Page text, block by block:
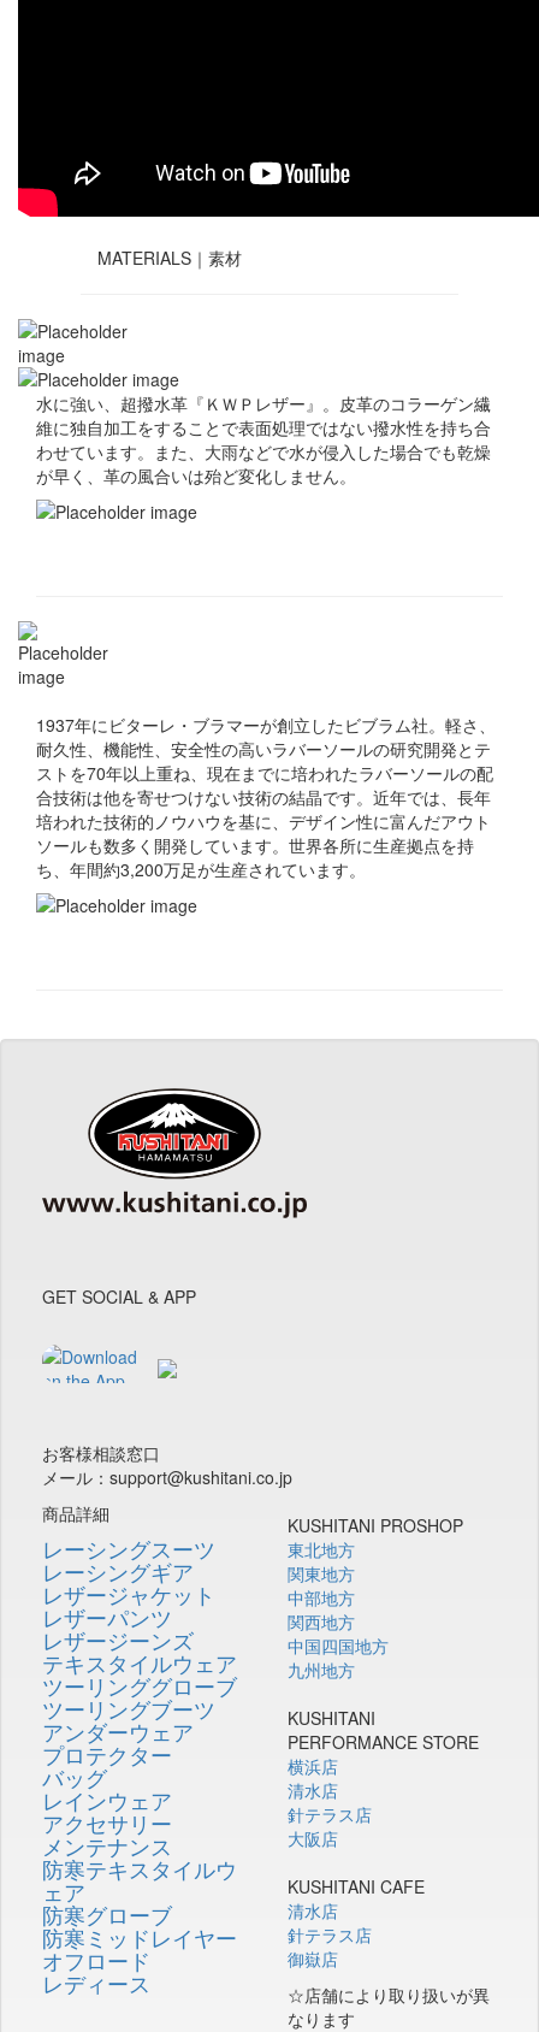
MATERIALS｜素材
水に強い、超撥水革『ＫＷＰレザー』。皮革のコラーゲン繊
維に独自加工をすることで表面処理ではない撥水性を持ち合
わせています。また、大雨などで水が侵入した場合でも乾燥
が早く、革の風合いは殆ど変化しません。
1937年にビターレ・ブラマーが創立したビブラム社。軽さ、
耐久性、機能性、安全性の高いラバーソールの研究開発とテ
ストを70年以上重ね、現在までに培われたラバーソールの配
合技術は他を寄せつけない技術の結晶です。近年では、長年
培われた技術的ノウハウを基に、デザイン性に富んだアウト
ソールも数多く開発しています。世界各所に生産拠点を持
ち、年間約3,200万足が生産されています。
GET SOCIAL & APP
お客様相談窓口
メール：support@kushitani.co.jp
商品詳細
レーシングスーツ
レーシングギア
レザージャケット
レザーパンツ
レザージーンズ
テキスタイルウェア
ツーリンググローブ
ツーリングブーツ
アンダーウェア
プロテクター
バッグ
レインウェア
アクセサリー
メンテナンス
防寒テキスタイルウ
ェア
防寒グローブ
防寒ミッドレイヤー
オフロード
レディース
KUSHITANI PROSHOP
東北地方
関東地方
中部地方
関西地方
中国四国地方
九州地方
KUSHITANI
PERFORMANCE STORE
横浜店
清水店
針テラス店
大阪店
KUSHITANI CAFE
清水店
針テラス店
御嶽店
☆店舗により取り扱いが異
なります